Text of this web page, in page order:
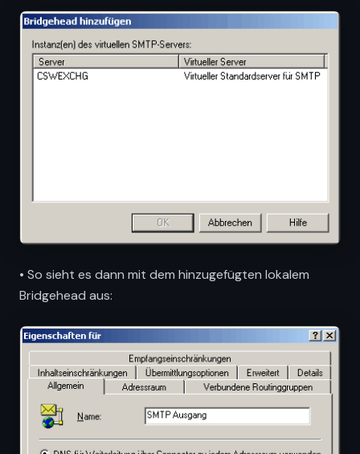
• So sieht es dann mit dem hinzugefügten lokalem
Bridgehead aus: